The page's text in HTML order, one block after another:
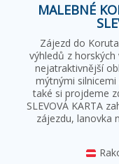
MALEBNÉ
Zájezd do
výhledů z
nejatraktivnější
mýtnými silnicemi
také si projdeme
SLEVOVÁ KARTA
zájezdu, lanovka